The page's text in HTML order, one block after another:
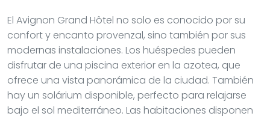
El Avignon Grand Hôtel no solo es conocido por su
confort y encanto provenzal, sino también por sus
modernas instalaciones. Los huéspedes pueden
disfrutar de una piscina exterior en la azotea, que
ofrece una vista panorámica de la ciudad. También
hay un solárium disponible, perfecto para relajarse
bajo el sol mediterráneo. Las habitaciones disponen